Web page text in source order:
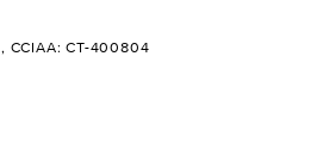
, CCIAA: CT-400804